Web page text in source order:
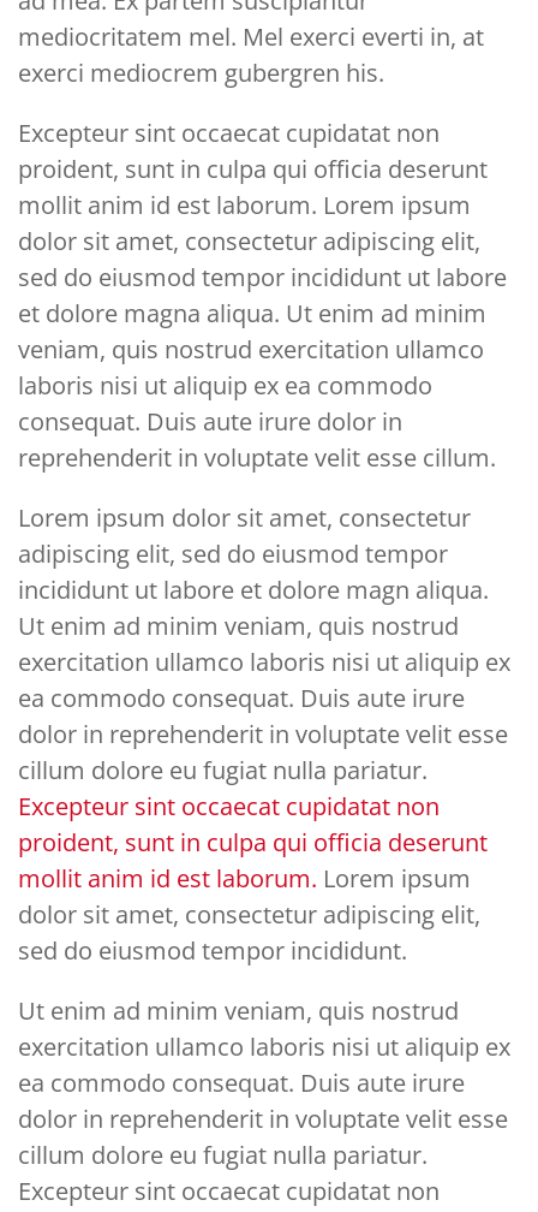
mediocritatem mel. Mel exerci everti in, at
exerci mediocrem gubergren his.
Excepteur sint occaecat cupidatat non
proident, sunt in culpa qui officia deserunt
mollit anim id est laborum. Lorem ipsum
dolor sit amet, consectetur adipiscing elit,
sed do eiusmod tempor incididunt ut labore
et dolore magna aliqua. Ut enim ad minim
veniam, quis nostrud exercitation ullamco
laboris nisi ut aliquip ex ea commodo
consequat. Duis aute irure dolor in
reprehenderit in voluptate velit esse cillum.
Lorem ipsum dolor sit amet, consectetur
adipiscing elit, sed do eiusmod tempor
incididunt ut labore et dolore magn aliqua.
Ut enim ad minim veniam, quis nostrud
exercitation ullamco laboris nisi ut aliquip ex
ea commodo consequat. Duis aute irure
dolor in reprehenderit in voluptate velit esse
cillum dolore eu fugiat nulla pariatur.
Excepteur sint occaecat cupidatat non
proident, sunt in culpa qui officia deserunt
mollit anim id est laborum. Lorem ipsum
dolor sit amet, consectetur adipiscing elit,
sed do eiusmod tempor incididunt.
Ut enim ad minim veniam, quis nostrud
exercitation ullamco laboris nisi ut aliquip ex
ea commodo consequat. Duis aute irure
dolor in reprehenderit in voluptate velit esse
cillum dolore eu fugiat nulla pariatur.
Excepteur sint occaecat cupidatat non